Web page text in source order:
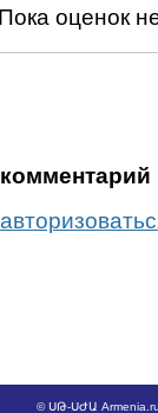
оценок
©ՍԹ-ՍԺԱ Armenia.ru